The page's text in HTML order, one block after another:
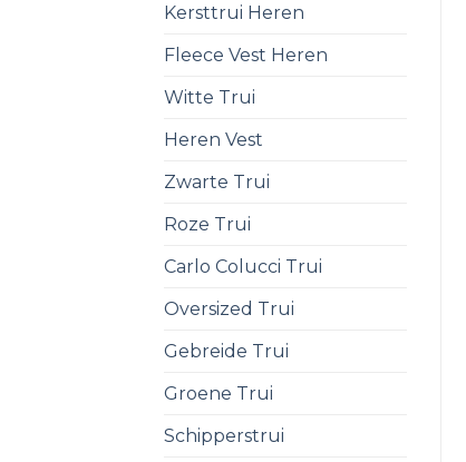
Kersttrui Heren
Fleece Vest Heren
Witte Trui
Heren Vest
Zwarte Trui
Roze Trui
Carlo Colucci Trui
Oversized Trui
Gebreide Trui
Groene Trui
Schipperstrui